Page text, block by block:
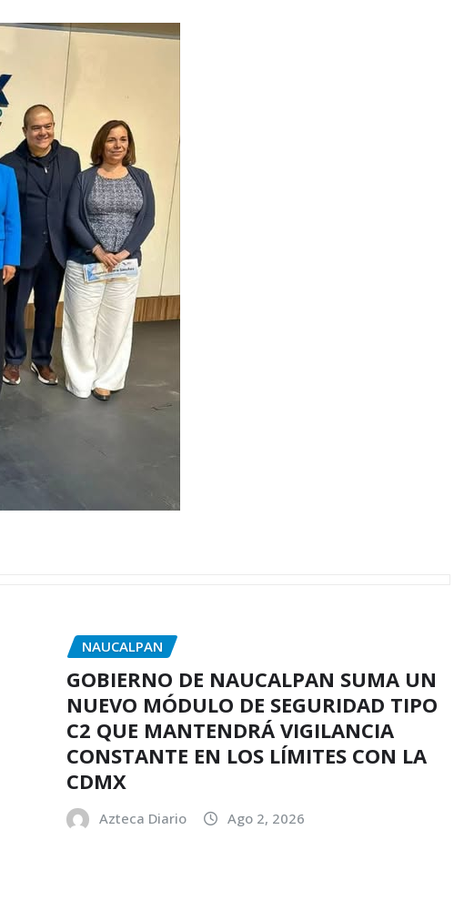
NAUCALPAN
GOBIERNO DE NAUCALPAN SUMA UN
NUEVO MÓDULO DE SEGURIDAD TIPO
C2 QUE MANTENDRÁ VIGILANCIA
CONSTANTE EN LOS LÍMITES CON LA
CDMX
Azteca Diario Ago 2, 2026